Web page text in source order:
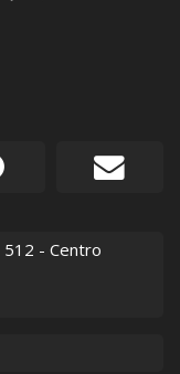
512 - Centro